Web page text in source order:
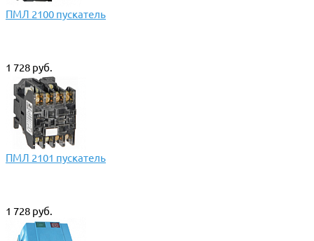
ПМЛ 2100 пускатель
1 728 руб.
ПМЛ 2101 пускатель
1 728 руб.